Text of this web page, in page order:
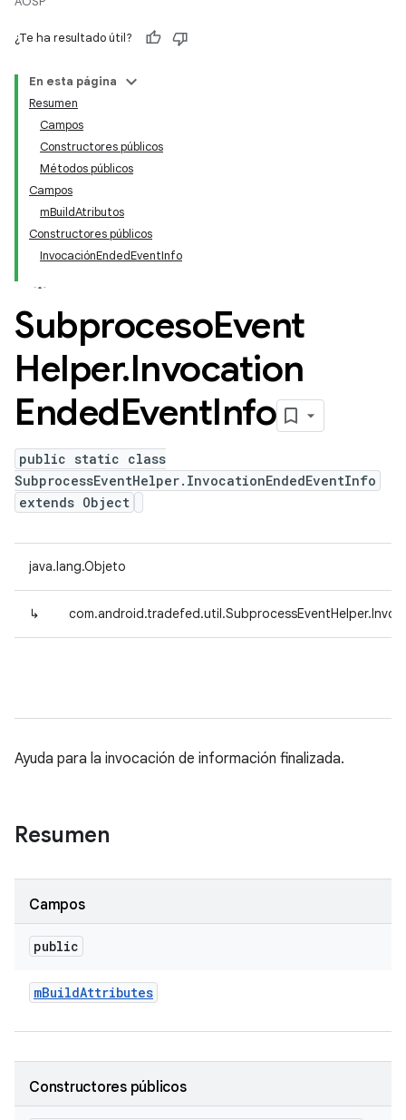
¿Te ha resultado útil?
En esta página
Resumen
Campos
Constructores públicos
Métodos públicos
Campos
mBuildAtributos
Constructores públicos
InvocaciónEndedEventInfo
SubprocesoEvent
Helper.Invocation
EndedEventInfo
public static class
SubprocessEventHelper.InvocationEndedEventInfo
extends Object
java.lang.Objeto
↳
Ayuda para la invocación de información finalizada.
Resumen
Campos
public
mBuildAttributes
Constructores públicos